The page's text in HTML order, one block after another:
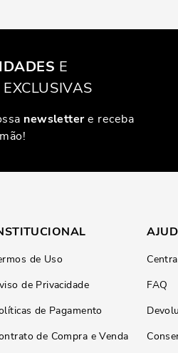
E
EXCLUSIVAS
newslettere receba
de Uso
de Privacidade
de Pagamento
de Compra e Venda
FAQ